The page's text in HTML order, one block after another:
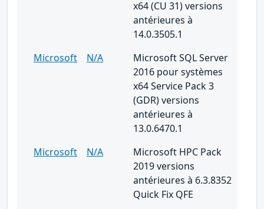
x64 (CU 31) versions
antérieures à
14.0.3505.1
Microsoft
N/A
Microsoft SQL Server
2016 pour systèmes
x64 Service Pack 3
(GDR) versions
antérieures à
13.0.6470.1
Microsoft
N/A
Microsoft HPC Pack
2019 versions
antérieures à 6.3.8352
Quick Fix QFE